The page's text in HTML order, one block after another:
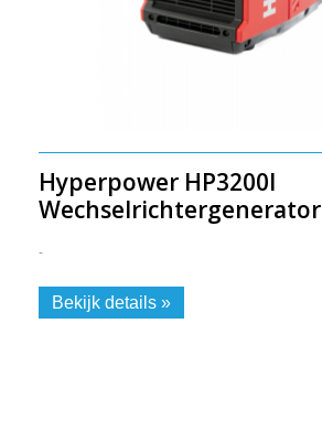
Hyperpower HP3200I
Wechselrichtergenerator
-
Bekijk details »